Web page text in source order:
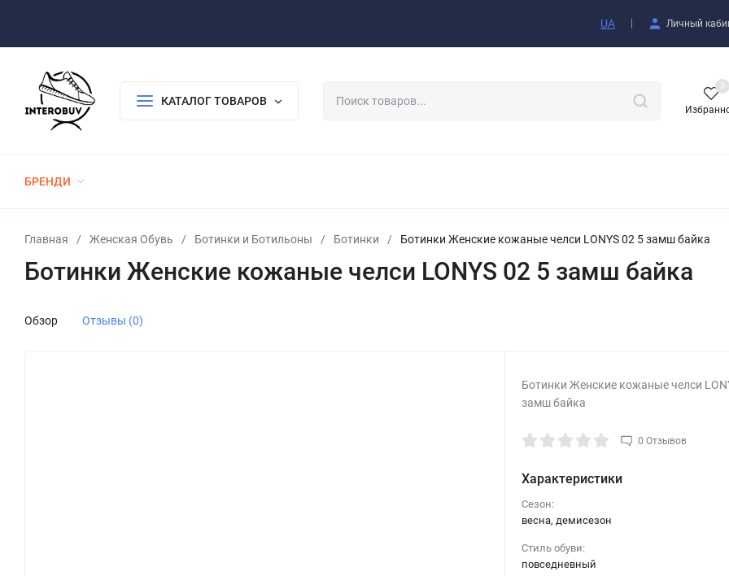
UA Личный
КАТАЛОГ ТОВАРОВ
0
БРЕНДИ
Главная / Женская Обувь / Ботинки и Ботильоны / Ботинки / Ботинки Женские кожаные челси LONYS 02 5 замш байка
Ботинки Женские кожаные челси LONYS 02 5 замш байка
Обзор Отзывы (0)
Ботинки Женские кожаные челси
замш байка
0 Отзывов
Характеристики
Сезон:
весна, демисезон
Стиль обуви:
повседневный